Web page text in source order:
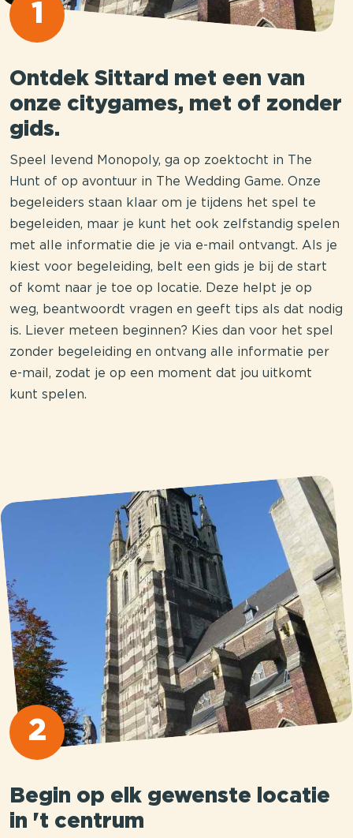
1
Ontdek Sittard met een van
onze citygames, met of zonder
gids.
Speel levend Monopoly, ga op zoektocht in The
Hunt of op avontuur in The Wedding Game. Onze
begeleiders staan klaar om je tijdens het spel te
begeleiden, maar je kunt het ook zelfstandig spelen
met alle informatie die je via e-mail ontvangt. Als je
kiest voor begeleiding, belt een gids je bij de start
of komt naar je toe op locatie. Deze helpt je op
weg, beantwoordt vragen en geeft tips als dat nodig
is. Liever meteen beginnen? Kies dan voor het spel
zonder begeleiding en ontvang alle informatie per
e-mail, zodat je op een moment dat jou uitkomt
kunt spelen.
2
Begin op elk gewenste locatie
in 't centrum